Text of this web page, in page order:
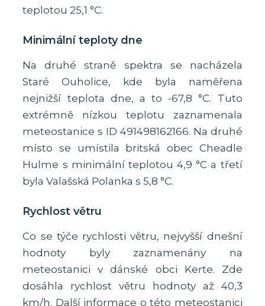
teplotou 25,1 °C.
Minimální teploty dne
Na druhé straně spektra se nacházela
Staré Ouholice, kde byla naměřena
nejnižší teplota dne, a to -67,8 °C. Tuto
extrémně nízkou teplotu zaznamenala
meteostanice s ID 491498162166. Na druhé
místo se umístila britská obec Cheadle
Hulme s minimální teplotou 4,9 °C a třetí
byla Valašská Polanka s 5,8 °C.
Rychlost větru
Co se týče rychlosti větru, nejvyšší dnešní
hodnoty byly zaznamenány na
meteostanici v dánské obci Kerte. Zde
dosáhla rychlost větru hodnoty až 40,3
km/h. Další informace o této meteostanici